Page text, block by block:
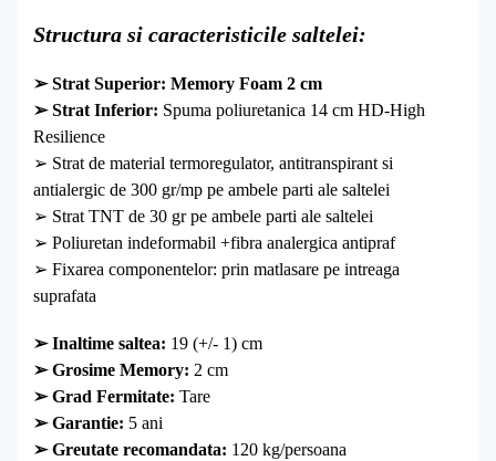
Structura si caracteristicile saltelei:
➢ Strat Superior: Memory Foam 2 cm
➢Strat Inferior: Spuma poliuretanica 14 cm HD-High
Resilience
➢ Strat de material termoregulator, antitranspirant si
antialergic de 300 gr/mp pe ambele parti ale saltelei
➢ Strat TNT de 30 gr pe ambele parti ale saltelei
➢ Poliuretan indeformabil +fibra analergica antipraf
➢ Fixarea componentelor: prin matlasare pe intreaga
suprafata
➢ Inaltime saltea: 19 (+/- 1) cm
➢Grosime Memory: 2 cm
➢Grad Fermitate: Tare
➢Garantie: 5 ani
➢Greutate recomandata: 120 kg/persoana